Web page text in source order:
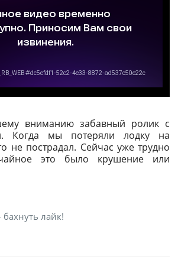
вниманию забавный ролик с
Когда мы потеряли лодку на
не пострадал. Сейчас уже трудно
это было крушение или
бахнуть лайк!